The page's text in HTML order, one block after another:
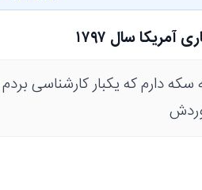
سال ۱۷۹۷
دارم که یکبار کارشناسی